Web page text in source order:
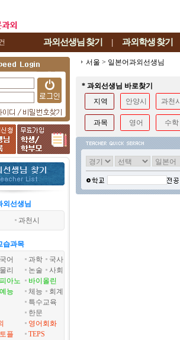
과외선생님 찾기 | 과외학생찾기
외선생님
과천시
습과목
국어 과학
국사
물리 논술
사회
피아노
바이올린
예능 체능
회계
특수교육
한문
영어회화
토플
TEPS
서울 > 일본어과외선생님
* 과외선생님 바로찾기
지역
안양시 과천시
과목 영어 수학